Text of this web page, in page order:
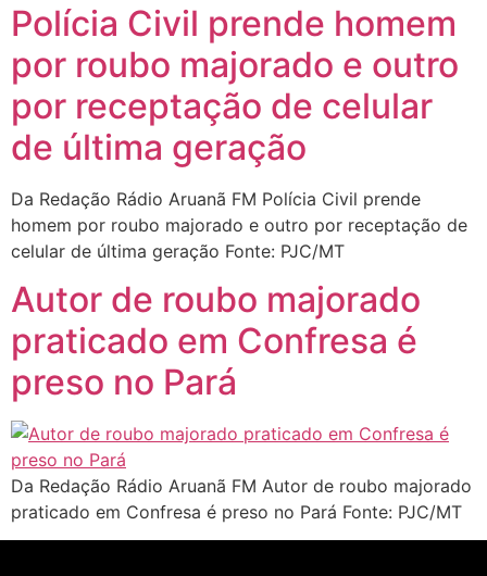
Polícia Civil prende homem
por roubo majorado e outro
por receptação de celular
de última geração
Da Redação Rádio Aruanã FM Polícia Civil prende
homem por roubo majorado e outro por receptação de
celular de última geração Fonte: PJC/MT
Autor de roubo majorado
praticado em Confresa é
preso no Pará
Da Redação Rádio Aruanã FM Autor de roubo majorado
praticado em Confresa é preso no Pará Fonte: PJC/MT